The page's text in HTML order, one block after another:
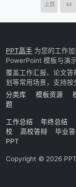
上页 44
PPT高手 为您的工作
PowerPoint 模板与演示
覆盖工作汇报、论文
划等常用场景，支持按
分类库
模板资源
题
工作总结 年终总结
校
高校答辩 毕业
PPT
Copyright © 2026